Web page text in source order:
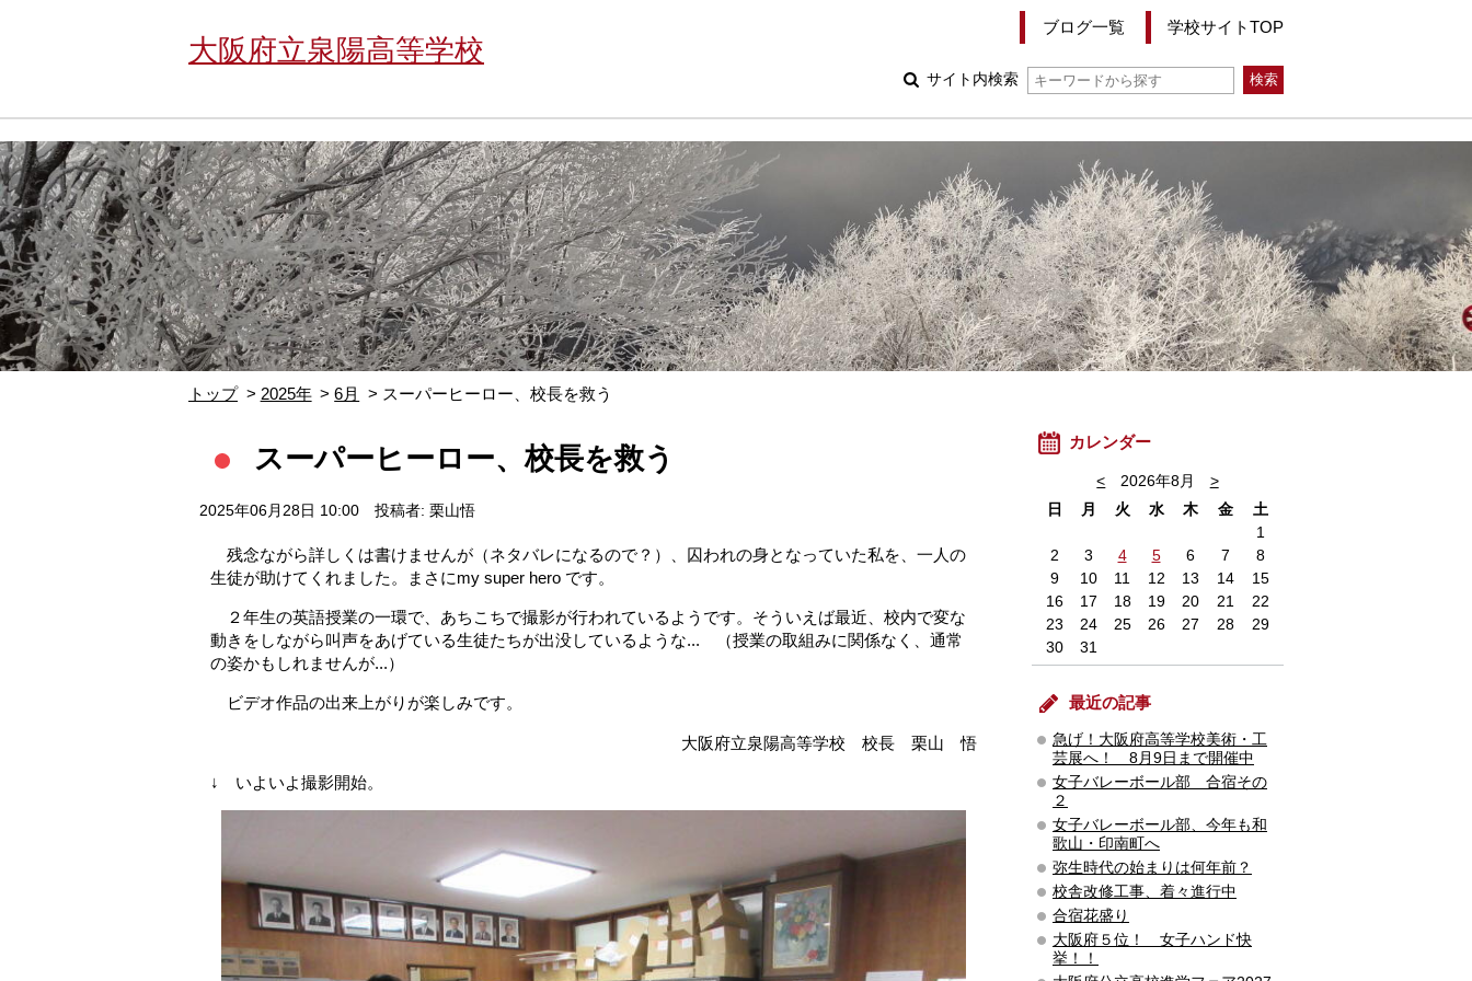
大阪府立泉陽高等学校
ブログ一覧 学校サイトTOP
サイト内検索
トップ 2025年 6月 スーパーヒーロー、校長を救う
スーパーヒーロー、校長を救う
2025年06月28日 10:00 投稿者: 栗山悟
残念ながら詳しくは書けませんが（ネタバレになるので？）、囚われの身となっていた私を、一人の
生徒が助けてくれました。まさにmy super hero です。
２年生の英語授業の一環で、あちこちで撮影が行われているようです。そういえば最近、校内で変な
動きをしながら叫声をあげている生徒たちが出没しているような... （授業の取組みに関係なく、通常
の姿かもしれませんが...）
ビデオ作品の出来上がりが楽しみです。
大阪府立泉陽高等学校 校長 栗山 悟
↓ いよいよ撮影開始。
カレンダー
< 2026年8月
>
日
月 火 水 木 金
土
1
2
3 4 5 6 7
8
9
10 11 12 13 14
15
16
17 18 19 20 21
22
23
24 25 26 27 28
29
30
31
最近の記事
急げ！大阪府高等学校美術・工
芸展へ！ 8月9日まで開催中
女子バレーボール部 合宿その
２
女子バレーボール部、今年も和
歌山・印南町へ
弥生時代の始まりは何年前？
校舎改修工事、着々進行中
合宿花盛り
大阪府５位！ 女子ハンド快
挙！！